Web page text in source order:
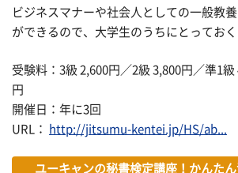
ビジネスマナーや社会人としての一般教
ができるので、大学生のうちにとっておく
受験料：3級 2,600円／2級 3,800円／準1級
円
開催日：年に3回
URL：
http://jitsumu-kentei.jp/HS/ab...
ユーキャンの秘書検定講座！かんた